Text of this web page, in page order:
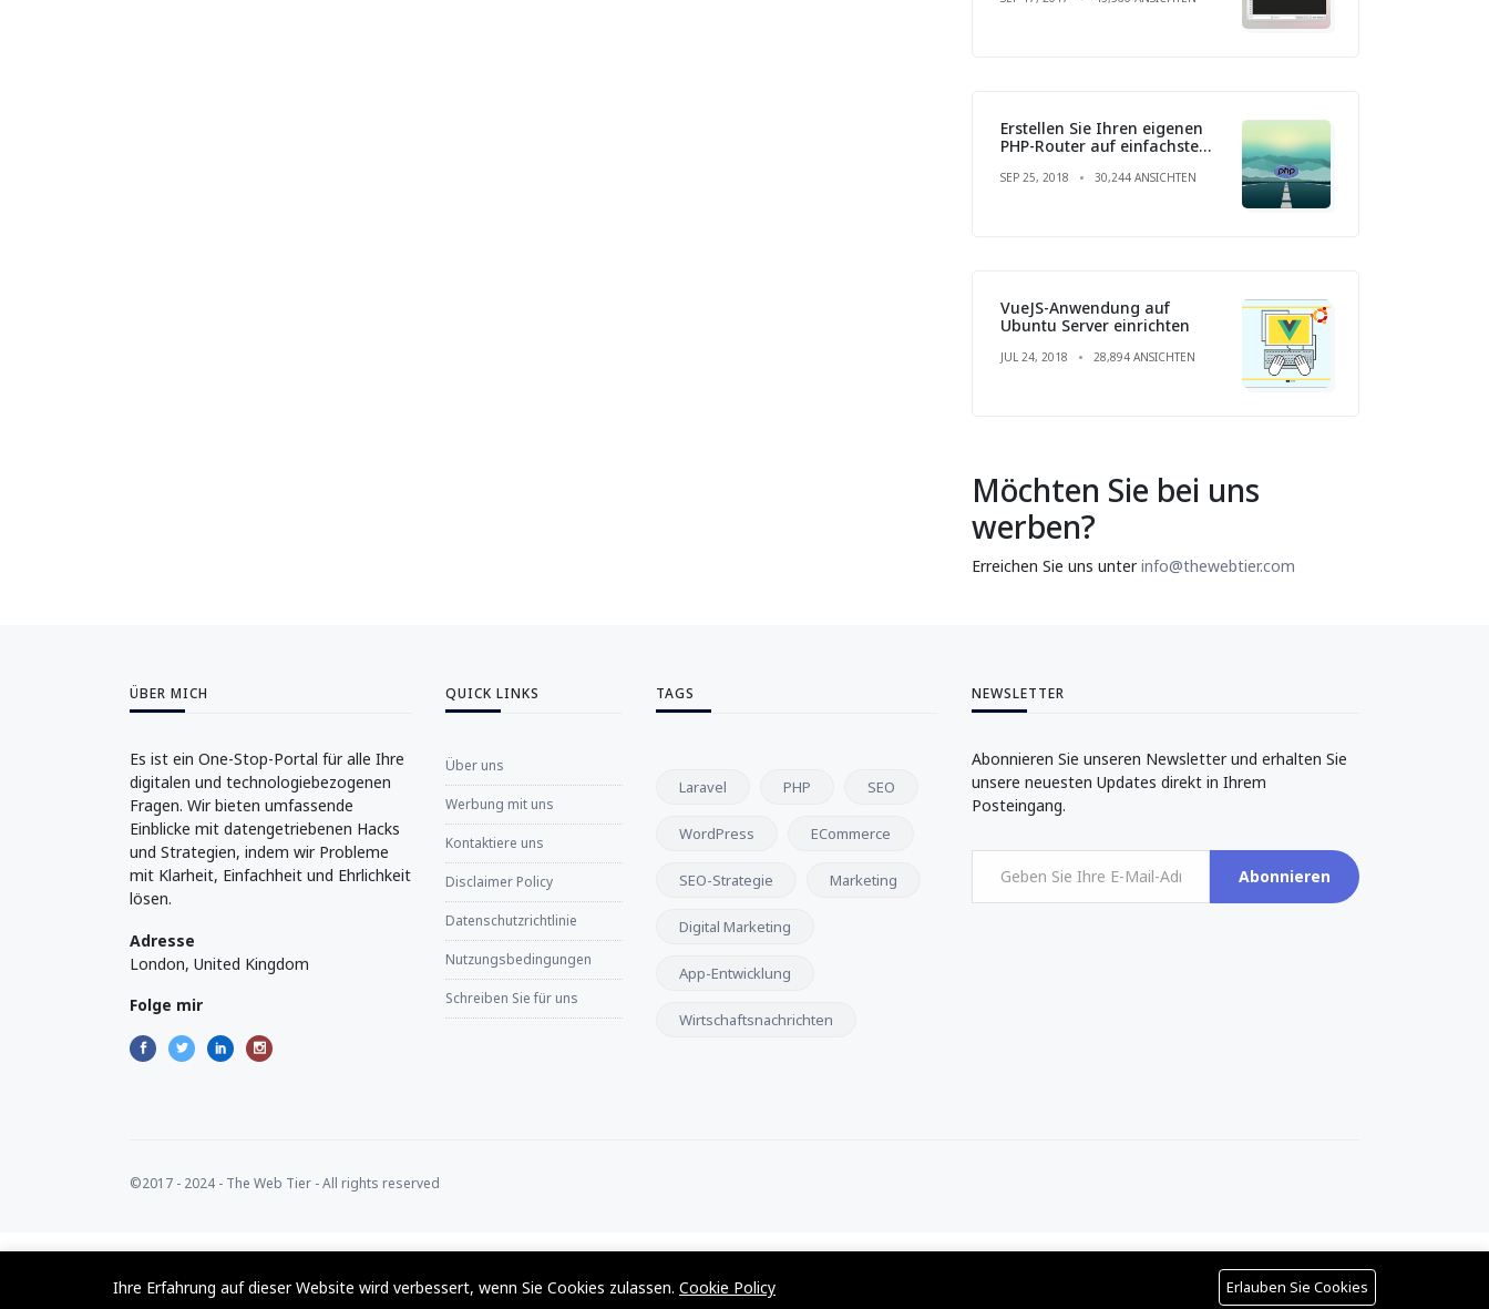
Erstellen Sie Ihren eigenen
PHP-Router auf einfachste
SEP 25, 2018 30,244 ANSICHTEN
VueJS-Anwendung auf
Ubuntu Server einrichten
JUL 24, 2018 28,894 ANSICHTEN
Möchten Sie bei uns
werben?
Erreichen Sie uns unterinfo@thewebtier.com
ÜBER MICH
Es ist ein One-Stop-Portal für alle Ihre
digitalen und technologiebezogenen
Fragen. Wir bieten umfassende
Einblicke mit datengetriebenen Hacks
und Strategien, indem wir Probleme
mit Klarheit, Einfachheit und Ehrlichkeit
lösen.
Adresse
London, United Kingdom
Folge mir
QUICK LINKS
Über uns
Werbung mit uns
Kontaktiere uns
Disclaimer Policy
Datenschutzrichtlinie
Nutzungsbedingungen
Schreiben Sie für uns
TAGS
Laravel PHP SEO
WordPress ECommerce
SEO-Strategie Marketing
Digital Marketing
App-Entwicklung
Wirtschaftsnachrichten
NEWSLETTER
Abonnieren Sie unseren Newsletter und erhalten Sie
unsere neuesten Updates direkt in Ihrem
Posteingang.
Abonnieren
©2017 - 2024 - The Web Tier - All rights reserved
Ihre Erfahrung auf dieser Website wird verbessert, wenn Sie Cookies zulassen. Cookie Policy Erlauben Sie Cookies